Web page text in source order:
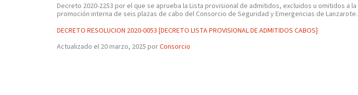
Decreto 2020-2253 por el que se aprueba la Lista provisional de admitidos, excluidos u omitidos
promoción interna de seis plazas de cabo del Consorcio de Seguridad y Emergencias de Lanzarote.
DECRETO RESOLUCION 2020-0053 [DECRETO LISTA PROVISIONAL DE ADMITIDOS CABOS]
Actualizado el 20 marzo, 2025 porConsorcio